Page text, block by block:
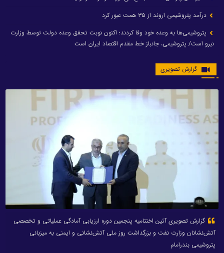
درآمد پتروشیمی اروند از ۳۵ همت عبور کرد
پتروشیمی‌ها به وعده خود وفا کردند؛ اکنون نوبت تحقق وعده دولت توسط وزارت
نیرو است/ پتروشیمی، جانباز خط مقدم اقتصاد ایران است
گزارش تصویری
گزارش تصویری آئین اختتامیه پنجمین دوره ارزیابی آمادگی عملیاتی و تخصصی
آتش‌نشانان وزارت نفت و بزرگداشت روز ملی آتش‌نشانی و ایمنی به میزبانی
پتروشیمی بندرامام